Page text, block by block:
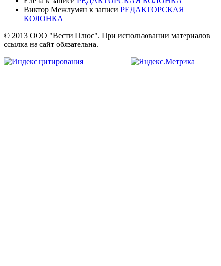
Виктор Межлумян к записи РЕДАКТОРСКАЯ
КОЛОНКА
© 2013 ООО "Вести Плюс". При использовании материалов
ссылка на сайт обязательна.